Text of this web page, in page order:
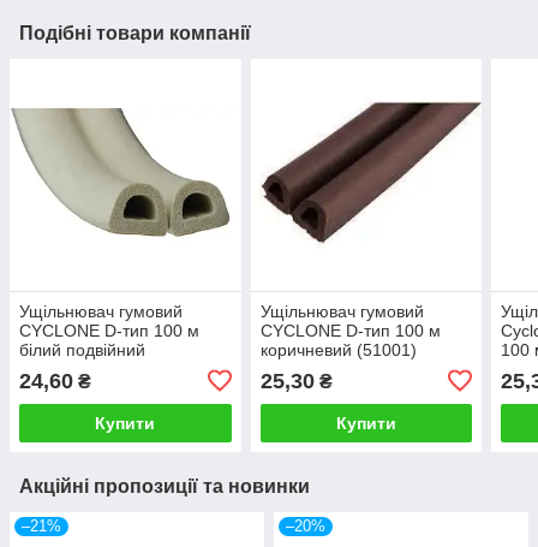
Подібні товари компанії
Ущільнювач гумовий
CYCLONE D-тип 100 м
білий подвійний
24,60 ₴
Купити
Ущільнювач гумовий
CYCLONE D-тип 100 м
коричневий (51001)
25,30₴
Купити
100
Акційні пропозиції та новинки
–21% –20%